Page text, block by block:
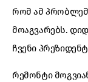
რომ ამ
მოაგვარებს.
ჩვენი
რემონტი